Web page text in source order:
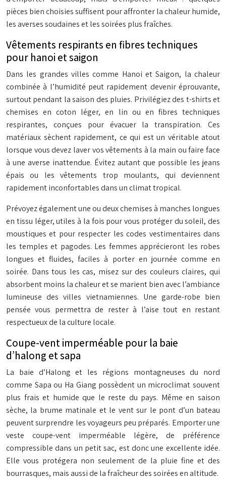
pièces bien choisies suffisent pour affronter la chaleur humide,
les averses soudaines et les soirées plus fraîches.
Vêtements respirants en fibres techniques
pour hanoi et saigon
Dans les grandes villes comme Hanoi et Saigon, la chaleur
combinée à l’humidité peut rapidement devenir éprouvante,
surtout pendant la saison des pluies. Privilégiez des t-shirts et
chemises en coton léger, en lin ou en fibres techniques
respirantes, conçues pour évacuer la transpiration. Ces
matériaux sèchent rapidement, ce qui est un véritable atout
lorsque vous devez laver vos vêtements à la main ou faire face
à une averse inattendue. Évitez autant que possible les jeans
épais ou les vêtements trop moulants, qui deviennent
rapidement inconfortables dans un climat tropical.
Prévoyez également une ou deux chemises à manches longues
en tissu léger, utiles à la fois pour vous protéger du soleil, des
moustiques et pour respecter les codes vestimentaires dans
les temples et pagodes. Les femmes apprécieront les robes
longues et fluides, faciles à porter en journée comme en
soirée. Dans tous les cas, misez sur des couleurs claires, qui
absorbent moins la chaleur et se marient bien avec l’ambiance
lumineuse des villes vietnamiennes. Une garde-robe bien
pensée vous permettra de rester à l’aise tout en restant
respectueux de la culture locale.
Coupe-vent imperméable pour la baie
d’halong et sapa
La baie d’Halong et les régions montagneuses du nord
comme Sapa ou Ha Giang possèdent un microclimat souvent
plus frais et humide que le reste du pays. Même en saison
sèche, la brume matinale et le vent sur le pont d’un bateau
peuvent surprendre les voyageurs peu préparés. Emporter une
veste coupe-vent imperméable légère, de préférence
compressible dans un petit sac, est donc une excellente idée.
Elle vous protégera non seulement de la pluie fine et des
bourrasques, mais aussi de la fraîcheur des soirées en altitude.